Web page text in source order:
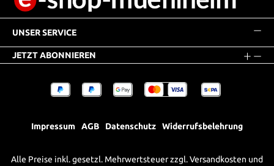
UNSER SERVICE
JETZT ABONNIEREN
Impressum AGB Datenschutz Widerrufsbelehrung
Alle Preise inkl. gesetzl. Mehrwertsteuer zzgl.Versandkosten und